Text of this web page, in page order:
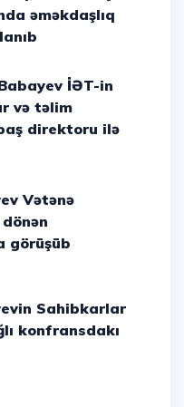
əməkdaşlıq
və təlim
direktoru ilə
görüşüb
konfransdakı